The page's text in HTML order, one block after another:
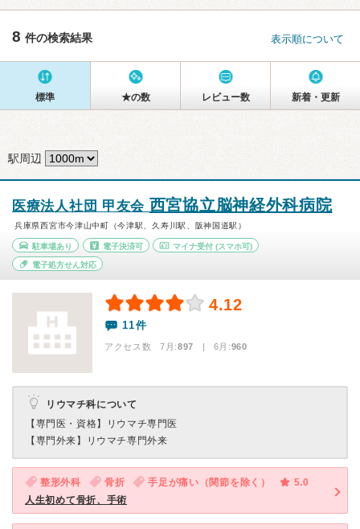
8 件の検索結果 表示順について
標準 ★の数 レビュー数 新着・更新
駅周辺
医療法人社団 甲友会 西宮協立脳神経外科病院
兵庫県西宮市今津山中町（今津駅、久寿川駅、阪神国道駅）
駐車場あり 電子決済可 マイナ受付 (スマホ可)
電子処方せん対応
4.12
11件
アクセス数 7月:897 | 6月:960
リウマチ科について
【専門医・資格】
リウマチ専門医
【専門外来】
リウマチ専門外来
整形外科 骨折 手足が痛い（関節を除く）
5.0
人生初めて骨折、手術